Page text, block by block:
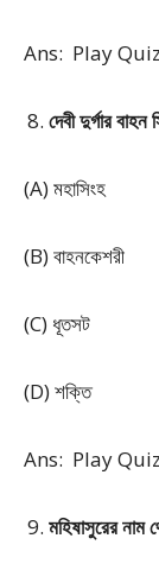
Ans: Play Quiz
দেবী দুর্গার
(A) মহাসিংহ
(B) বাহনকেশরী
(C) ধূতসট
(D) শক্তি
Ans: Play Quiz
মহিষাসুরের